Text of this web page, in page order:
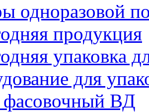
одноразовой
продукция
упаковка
для
фасовочный ВД